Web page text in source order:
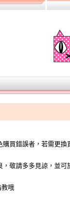
買錯誤者，若需更換
敬請多多見諒，並可
哦